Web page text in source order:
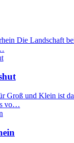
Die Landschaft
Groß und Klein ist
vo…